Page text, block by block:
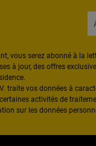
vous serez abonné à la
à jour, des offres
traite vos données à
activités de
sur les données